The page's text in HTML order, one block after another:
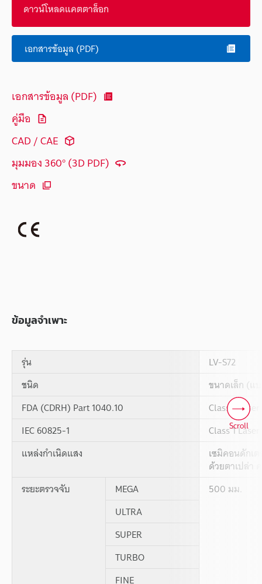
ดาวน์โหลดแคตตาล็อก
เอกสารข้อมูล (PDF)
เอกสารข้อมูล (PDF)
คู่มือ
CAD / CAE
มุมมอง 360° (3D PDF)
ขนาด
ข้อมูลจำเพาะ
รุ่น
LV-S72
ชนิด
ขนาดเล็ก (แ
FDA (CDRH) Part 1040.10
Class 1
IEC 60825-1
Class 1
แหล่งกำเนิดแสง
เซมิคอนดักเ
ด้วยตาเปล่า
ระยะตรวจจับ
MEGA
500 มม.
ULTRA
SUPER
TURBO
FINE
Scroll